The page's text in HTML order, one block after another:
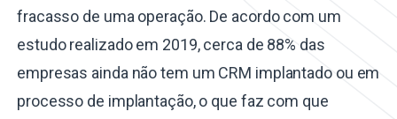
fracasso de uma operação. De acordo com um
estudo realizado em 2019, cerca de 88% das
empresas ainda não tem um CRM implantado ou em
processo de implantação, o que faz com que